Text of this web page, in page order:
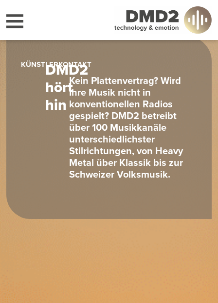
KÜNSTLERKONTAKT
DMD2
hört
hin
Kein Plattenvertrag? Wird
Ihre Musik nicht in
konventionellen Radios
gespielt? DMD2 betreibt
über 100 Musikkanäle
unterschiedlichster
Stilrichtungen, von Heavy
Metal über Klassik bis zur
Schweizer Volksmusik.